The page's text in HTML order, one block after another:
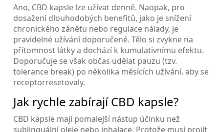
Ano, CBD kapsle lze užívat denně. Naopak, pro
dosažení dlouhodobých benefitů, jako je snížení
chronického zánětu nebo regulace nálady, je
pravidelné užívání doporučené. Tělo si zvykne na
přítomnost látky a dochází k kumulativnímu efektu.
Doporučuje se však občas udělat pauzu (tzv.
tolerance break) po několika měsících užívání, aby se
receptorresetovaly.
Jak rychle zabírají CBD kapsle?
CBD kapsle mají pomalejší nástup účinku než
sublinguální oleje nebo inhalace. Protože musí projít